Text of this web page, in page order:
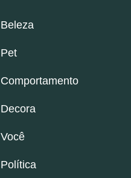
Beleza
Pet
Comportamento
Decora
Você
Política